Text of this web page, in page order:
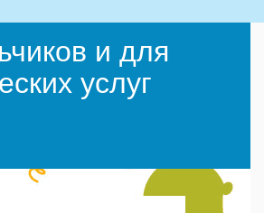
и для
услуг